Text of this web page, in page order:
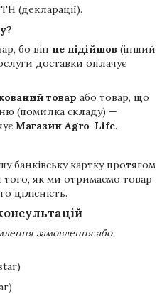
(декларації).
бо він не підійшов (інший
доставки оплачує
товар або товар, що
(помилка складу) —
Магазин Agro-Life.
банківську картку протягом
того, як ми отримаємо товар
цілісність.
замовлення або